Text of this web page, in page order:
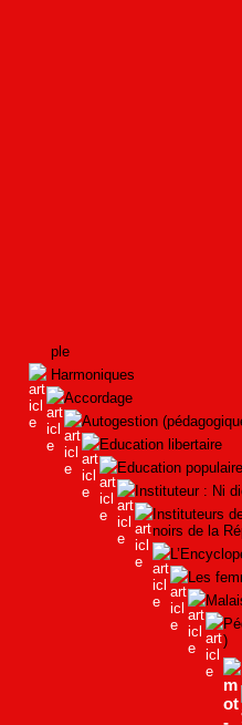
ple
Harmoniques
Accordage
Autogestion
Education libertaire
Education
Instituteur : Ni
Instituteurs
noirs de la
Les
)